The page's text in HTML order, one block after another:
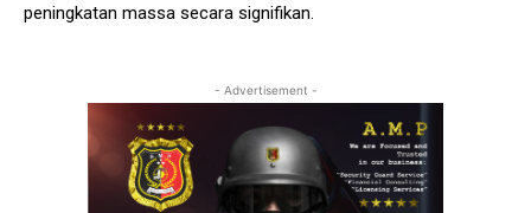
peningkatan massa secara signifikan.
- Advertisement -